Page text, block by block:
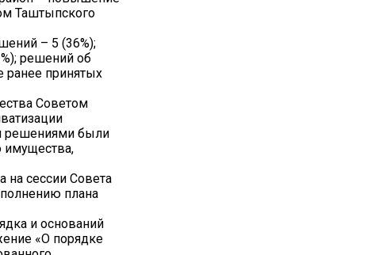
Таштыпского
– 5 (36%);
решений об
ранее принятых
Советом
решениями были
имущества,
на сессии Совета
плана
и оснований
«О порядке